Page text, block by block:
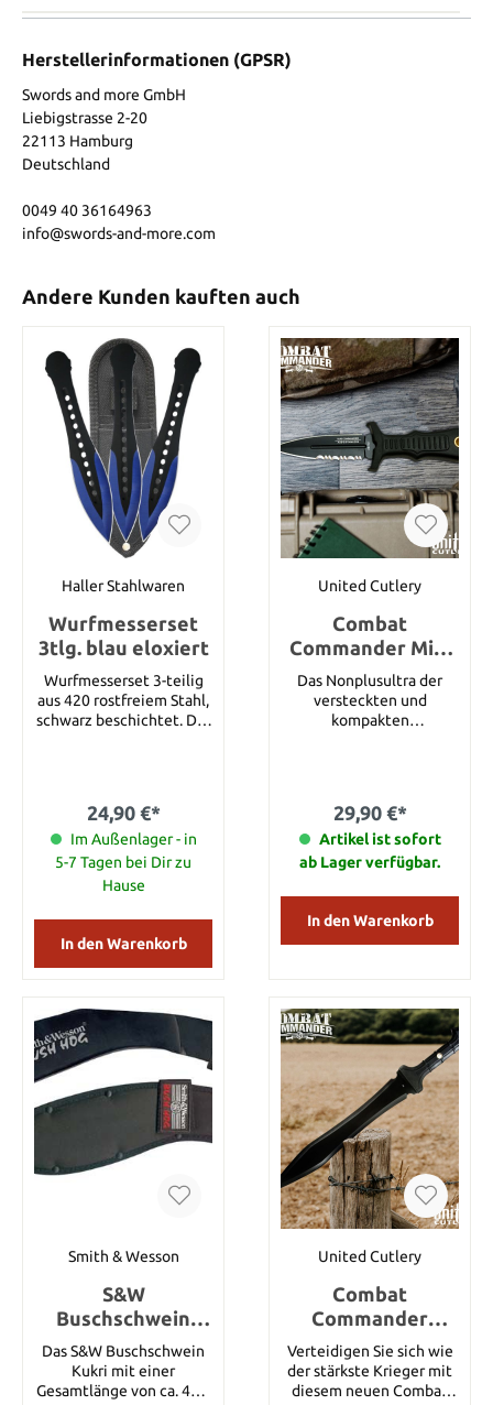
Herstellerinformationen (GPSR)
Swords and more GmbH
Liebigstrasse 2-20
22113 Hamburg
Deutschland
0049 40 36164963
info@swords-and-more.com
Andere Kunden kauften auch
Haller Stahlwaren
Wurfmesserset
3tlg. blau eloxiert
Wurfmesserset 3-teilig
aus 420 rostfreiem Stahl,
schwarz beschichtet. Die
24,90 €*
Im Außenlager - in
5-7 Tagen bei Dir zu
Hause
In den Warenkorb
United Cutlery
Combat
Commander Mini
Stiefelmesser
Schwarz
Das Nonplusultra der
versteckten und
kompakten
und jederzeit in
Reichweite. Die
eingespritzte Scheide
sicher, dass es im Falle
eines Angriffs immer zur
strukturierte, schlagfeste
Griff aus TPR ist mit einer
Fangriemenöse aus
Messing ausgestattet.
Die rasiermesserscharfe
AUS-6 Klinge ist
zweischneidig und
verfügt über eine
Blutrille, um bei Hieb-
und Stoßbewegungen
extreme Schnitte
zufügen zu können. Der
ausgedehnte TPR
dass die eigenen Hände
Verletzungen erfahren.
Details: Gesamtlänge:
cm Klingenstahl:
Anodisierter AUS-6
Griffmaterial:
29,90 €*
Artikel ist sofort
ab Lager verfügbar.
In den Warenkorb
Smith & Wesson
S&W
Buschschwein
Kukri
Das S&W Buschschwein
Kukri mit einer
Gesamtlänge von ca. 42,5
United Cutlery
Combat
Commander
Gladiatorenschwe
rt
Verteidigen Sie sich wie
der stärkste Krieger mit
diesem neuen Combat